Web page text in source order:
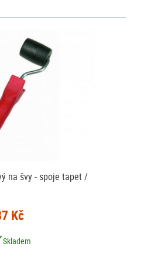
na švy - spoje tapet /
Kč
Skladem